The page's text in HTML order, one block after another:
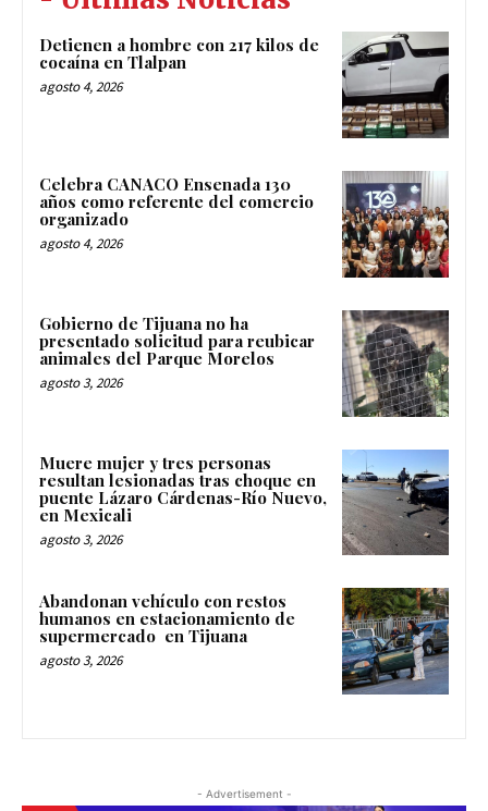
Detienen a hombre con 217 kilos de
cocaína en Tlalpan
agosto 4, 2026
Celebra CANACO Ensenada 130
años como referente del comercio
organizado
agosto 4, 2026
Gobierno de Tijuana no ha
presentado solicitud para reubicar
animales del Parque Morelos
agosto 3, 2026
Muere mujer y tres personas
resultan lesionadas tras choque en
puente Lázaro Cárdenas-Río Nuevo,
en Mexicali
agosto 3, 2026
Abandonan vehículo con restos
humanos en estacionamiento de
supermercado en Tijuana
agosto 3, 2026
- Advertisement -